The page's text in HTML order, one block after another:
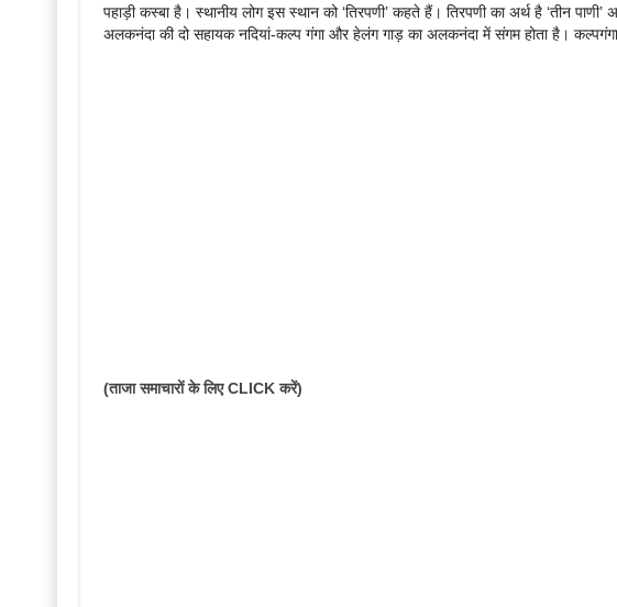
पहाड़ी कस्बा है। स्थानीय लोग इस स्थान को ‘तिरपणी’ कहते हैं। तिरपणी का अर्थ है ‘तीन
अलकनंदा की दो सहायक नदियां-कल्प गंगा और हेलंग गाड़ का अलकनंदा में संगम होता है। कल्पगंगा
(ताजा समाचारों के लिए CLICK करें)